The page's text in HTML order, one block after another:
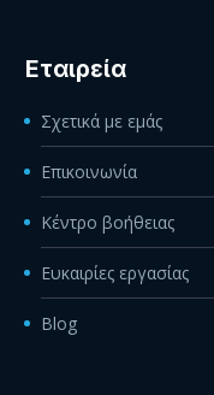
Εταιρεία
Σχετικά με εμάς
Επικοινωνία
Κέντρο βοήθειας
Ευκαιρίες εργασίας
Blog